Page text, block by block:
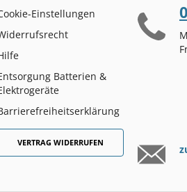
Einstellungen
Batterien &
VERTRAG WIDERRUFEN